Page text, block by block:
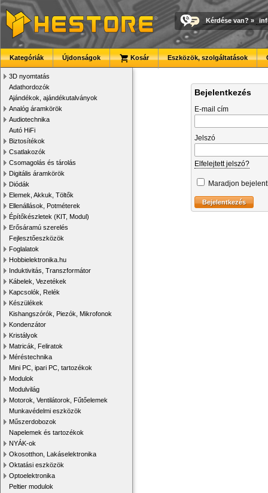
Kérdése van? »
Kategóriák Újdonságok Kosár Eszközök, szolgáltatások
3D nyomtatás
Adathordozók
Ajándékok, ajándékutalványok
Analóg áramkörök
Audiotechnika
Autó HiFi
Biztosítékok
Csatlakozók
Csomagolás és tárolás
Digitális áramkörök
Diódák
Elemek, Akkuk, Töltők
Ellenállások, Potméterek
Építőkészletek (KIT, Modul)
Erősáramú szerelés
Fejlesztőeszközök
Foglalatok
Hobbielektronika.hu
Induktivitás, Transzformátor
Kábelek, Vezetékek
Kapcsolók, Relék
Készülékek
Kishangszórók, Piezók, Mikrofonok
Kondenzátor
Kristályok
Matricák, Feliratok
Méréstechnika
Mini PC, ipari PC, tartozékok
Modulok
Modulvilág
Motorok, Ventilátorok, Fűtőelemek
Munkavédelmi eszközök
Műszerdobozok
Napelemek és tartozékok
NYÁK-ok
Okosotthon, Lakáselektronika
Oktatási eszközök
Optoelektronika
Peltier modulok
Bejelentkezés
E-mail cím
Jelszó
Elfelejtett jelszó?
Maradjon